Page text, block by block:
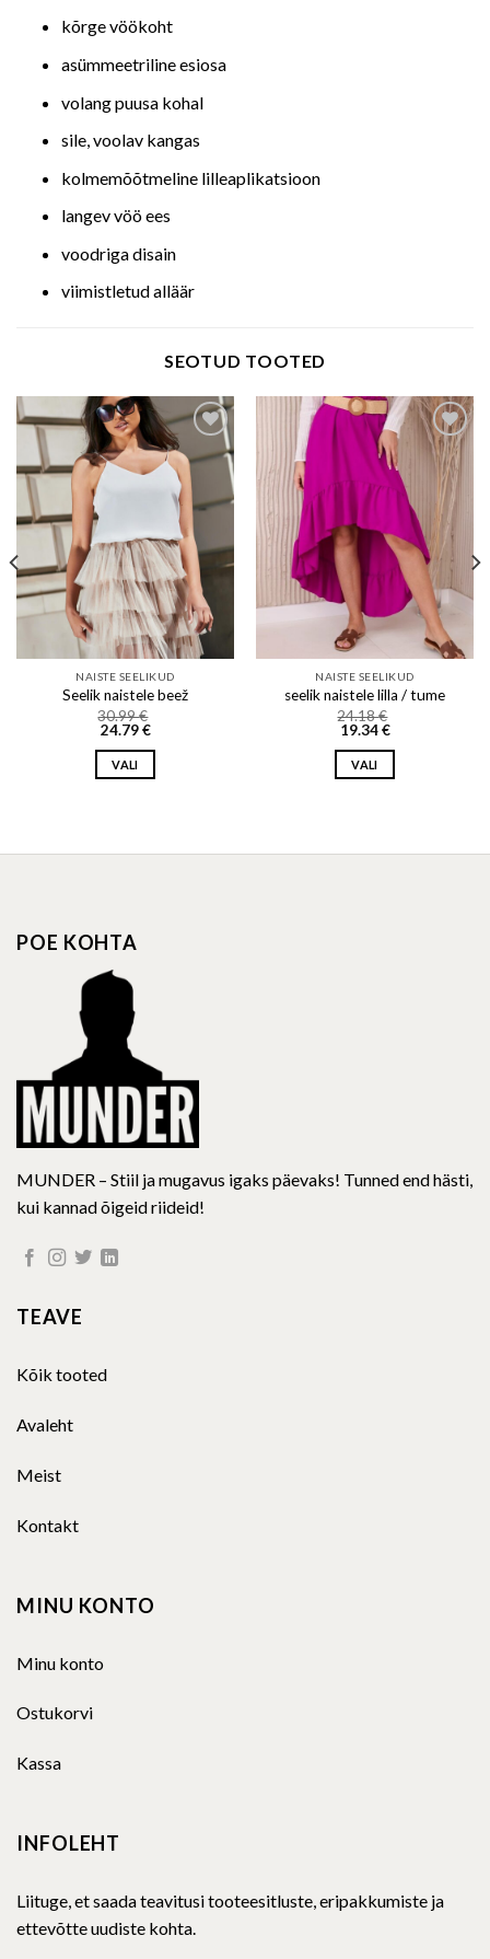
kõrge vöökoht
asümmeetriline esiosa
volang puusa kohal
sile, voolav kangas
kolmemõõtmeline lilleaplikatsioon
langev vöö ees
voodriga disain
viimistletud alläär
SEOTUD TOOTED
Add to wishlist
NAISTE SEELIKUD
Seelik naistele beež
30.99€
24.79€
VALI
multiple
may
chosen
on
the
product
page
Add to wishlist
NAISTE SEELIKUD
seelik naistele lilla / tume
24.18€
19.34€
VALI
multiple
POE KOHTA
MUNDER – Stiil ja mugavus igaks päevaks! Tunned end hästi,
kui kannad õigeid riideid!
TEAVE
Kõik tooted
Avaleht
Meist
Kontakt
MINU KONTO
Minu konto
Ostukorvi
Kassa
INFOLEHT
Liituge, et saada teavitusi tooteesitluste, eripakkumiste ja
ettevõtte uudiste kohta.